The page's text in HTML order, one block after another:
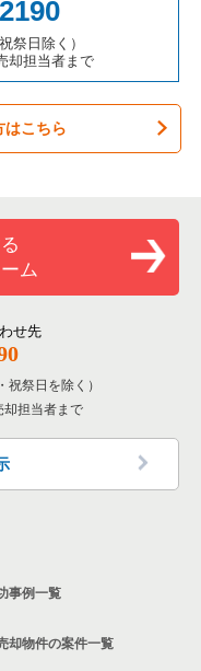
件の案件一覧
の案件一覧
の案件一覧
案件一覧
案件一覧
件一覧
覧
覧
覧
一覧
の案件一覧
件一覧
件の案件一覧
却物件の案件一覧
覧
抜き売却物件の案件一
件一覧
一覧
覧
案件一覧
の案件一覧
の案件一覧
祭日除く）
却担当者まで
はこちら
ム
せ先
祭日を除く）
却担当者まで
事例一覧
却物件の案件一覧